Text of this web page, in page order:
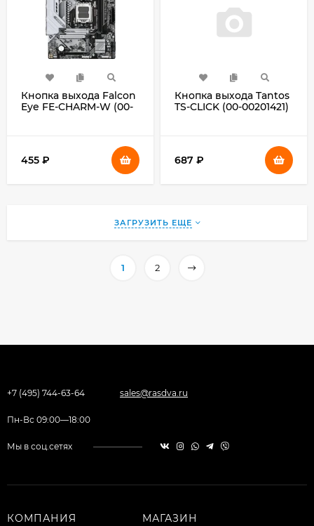
Кнопка выхода Falcon
Eye FE-CHARM-W (00-
455 ₽
Кнопка выхода Tantos
TS-CLICK (00-00201421)
687 ₽
ЗАГРУЗИТЬ ЕЩЕ
1 2
+7 (495) 744-63-64 sales@rasdva.ru
Пн-Вс 09:00—18:00
Мы в соц.сетях
КОМПАНИЯ МАГАЗИН